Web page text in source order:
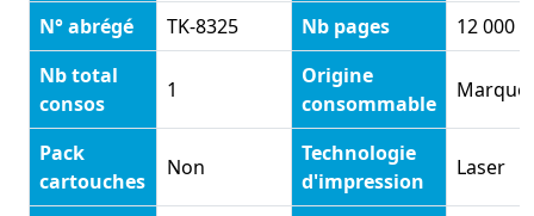
N° abrégé TK-8325 Nb pages
12 000
Nb total
consos
1
Origine
consommable
Marque
Pack
cartouches
Non
Technologie
d'impression
Laser